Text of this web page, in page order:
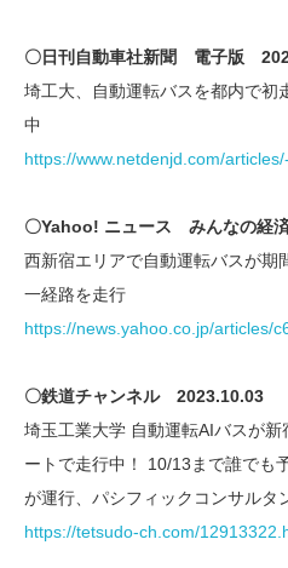
〇日刊自動車社新聞 電子版
埼工大、自動運転バスを都内で
中
https://www.netdenjd.com/
〇Yahoo! ニュース みんなの経
西新宿エリアで自動運転バスが
一経路を走行
https://news.yahoo.co.jp/articles/
〇鉄道チャンネル 2023.10.03
埼玉工業大学 自動運転AIバスが
ートで走行中！ 10/13まで誰でも
が運行、パシフィックコンサルタ
https://tetsudo-ch.com/